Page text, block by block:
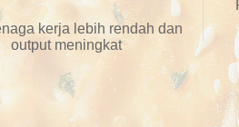
kerja lebih rendah dan
output meningkat